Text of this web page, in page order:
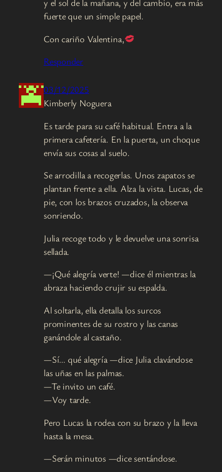
y el sol de la mañana, y del cambio, era más
fuerte que un simple papel.
Con cariño Valentina,
Responder
03/12/2025
Kimberly Noguera
Es tarde para su café habitual. Entra a la
primera cafetería. En la puerta, un choque
envía sus cosas al suelo.
Se arrodilla a recogerlas. Unos zapatos se
plantan frente a ella. Alza la vista. Lucas, de
pie, con los brazos cruzados, la observa
sonriendo.
Julia recoge todo y le devuelve una sonrisa
sellada.
—¡Qué alegría verte! —dice él mientras la
abraza haciendo crujir su espalda.
Al soltarla, ella detalla los surcos
prominentes de su rostro y las canas
ganándole al castaño.
—Sí… qué alegría —dice Julia clavándose
las uñas en las palmas.
—Te invito un café.
—Voy tarde.
Pero Lucas la rodea con su brazo y la lleva
hasta la mesa.
—Serán minutos —dice sentándose.